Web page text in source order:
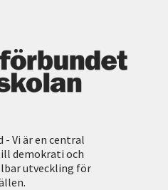
- Vi är en central
demokrati och
utveckling för